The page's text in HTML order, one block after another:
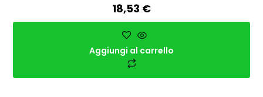
18,53 €
Aggiungi al carrello